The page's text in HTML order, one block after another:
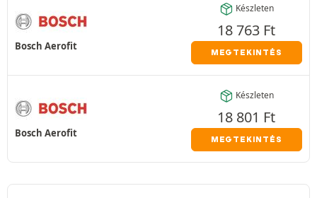
Bosch Aerofit
Készleten
18 763 Ft
MEGTEKINTÉS
Bosch Aerofit
Készleten
18 801 Ft
MEGTEKINTÉS